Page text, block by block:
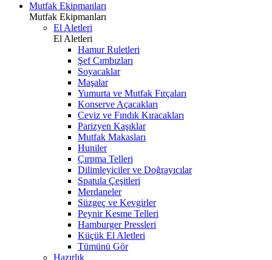
Mutfak Ekipmanları
Mutfak Ekipmanları
El Aletleri
El Aletleri
Hamur Ruletleri
Şef Cımbızları
Soyacaklar
Maşalar
Yumurta ve Mutfak Fırçaları
Konserve Açacakları
Ceviz ve Fındık Kıracakları
Parizyen Kaşıklar
Mutfak Makasları
Huniler
Çırpma Telleri
Dilimleyiciler ve Doğrayıcılar
Spatula Çeşitleri
Merdaneler
Süzgeç ve Kevgirler
Peynir Kesme Telleri
Hamburger Pressleri
Küçük El Aletleri
Tümünü Gör
Hazırlık